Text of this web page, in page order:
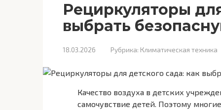
Рециркуляторы
выбрать
18.03.2026 Рубрика: Климатическая техника
Качество воздуха в детских
самочувствие детей. Поэтому